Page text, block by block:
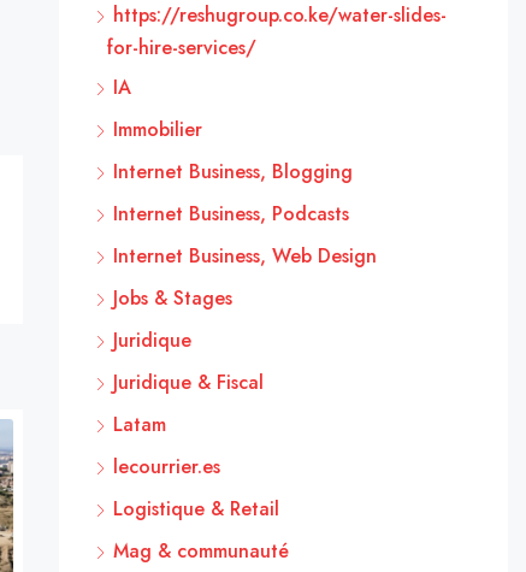
https://reshugroup.co.ke/water-slides-
for-hire-services/
IA
Immobilier
Internet Business, Blogging
Internet Business, Podcasts
Internet Business, Web Design
Jobs & Stages
Juridique
Juridique & Fiscal
Latam
lecourrier.es
Logistique & Retail
Mag & communauté